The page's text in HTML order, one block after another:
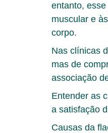
entanto,
muscular e
corpo.
Nas clínicas
mas de
associação
Entender as
a satisfação
Causas da